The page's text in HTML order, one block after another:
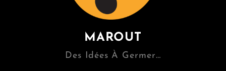
MAROUT
Des Idées À Germer…